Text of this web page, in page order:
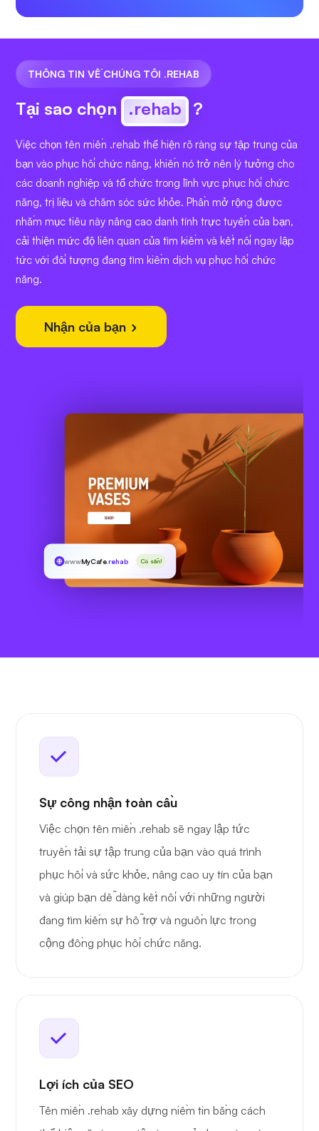
THÔNG TIN VỀ CHÚNG TÔI .REHAB
Tại sao chọn .rehab ?
Việc chọn tên miền .rehab thể hiện rõ ràng sự tập trung của
bạn vào phục hồi chức năng, khiến nó trở nên lý tưởng cho
các doanh nghiệp và tổ chức trong lĩnh vực phục hồi chức
năng, trị liệu và chăm sóc sức khỏe. Phần mở rộng được
nhắm mục tiêu này nâng cao danh tính trực tuyến của bạn,
cải thiện mức độ liên quan của tìm kiếm và kết nối ngay lập
tức với đối tượng đang tìm kiếm dịch vụ phục hồi chức
năng.
Nhận của bạn
wwwMyCafe.rehab Có sẵn!
Sự công nhận toàn cầu
Việc chọn tên miền .rehab sẽ ngay lập tức
truyền tải sự tập trung của bạn vào quá trình
phục hồi và sức khỏe, nâng cao uy tín của bạn
và giúp bạn dễ dàng kết nối với những người
đang tìm kiếm sự hỗ trợ và nguồn lực trong
cộng đồng phục hồi chức năng.
Lợi ích của SEO
Tên miền .rehab xây dựng niềm tin bằng cách